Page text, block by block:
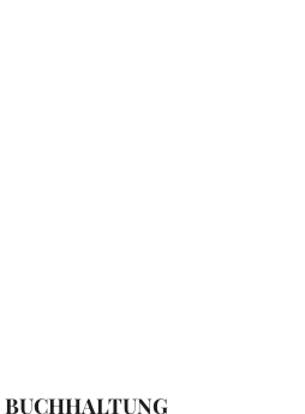
BUCHHALTUNG